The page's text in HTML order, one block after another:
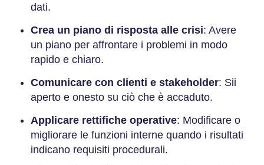
dati.
Crea un piano di risposta alle crisi: Avere
un piano per affrontare i problemi in modo
rapido e chiaro.
Comunicare con clienti e stakeholder: Sii
aperto e onesto su ciò che è accaduto.
Applicare rettifiche operative: Modificare o
migliorare le funzioni interne quando i risultati
indicano requisiti procedurali.